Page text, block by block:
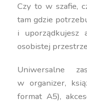
Czy to w szafie,
tam gdzie
i uporządkujesz
osobistej
Uniwersalne
w organizer,
format A5),